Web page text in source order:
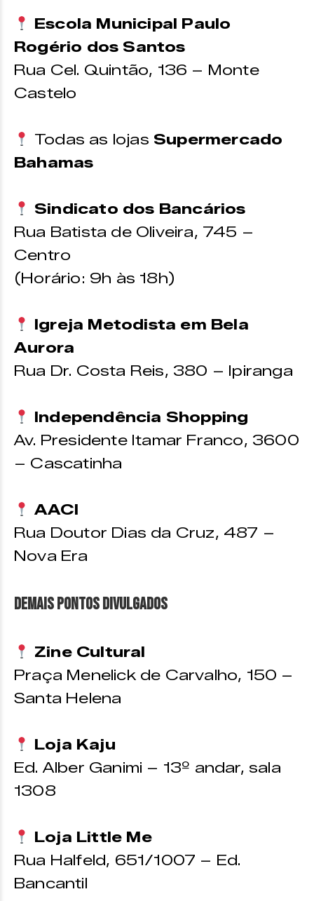
Escola Municipal Paulo
Rogério dos Santos
Rua Cel. Quintão, 136 – Monte
Castelo
Todas as lojas Supermercado
Bahamas
Sindicato dos Bancários
Rua Batista de Oliveira, 745 –
Centro
(Horário: 9h às 18h)
Igreja Metodista em Bela
Aurora
Rua Dr. Costa Reis, 380 – Ipiranga
Independência Shopping
Av. Presidente Itamar Franco, 3600
– Cascatinha
AACI
Rua Doutor Dias da Cruz, 487 –
Nova Era
DEMAIS PONTOS DIVULGADOS
Zine Cultural
Praça Menelick de Carvalho, 150 –
Santa Helena
Loja Kaju
Ed. Alber Ganimi – 13º andar, sala
1308
Loja Little Me
Rua Halfeld, 651/1007 – Ed.
Bancantil